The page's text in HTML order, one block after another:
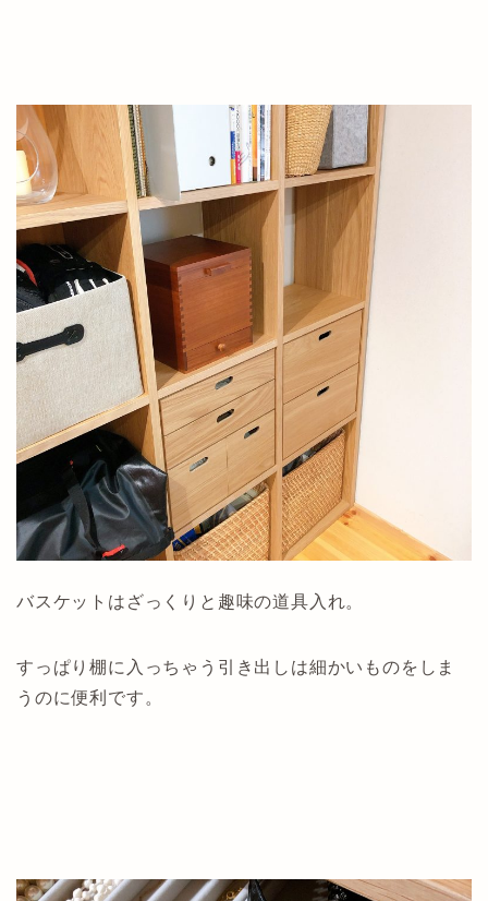
バスケットはざっくりと趣味の道具入れ。
すっぱり棚に入っちゃう引き出しは細かいものをしま
うのに便利です。